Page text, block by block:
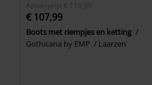
Adviesprijs
€ 119,99
€ 107,99
Boots met riempjes en ketting
Gothicana by EMP
Laarzen